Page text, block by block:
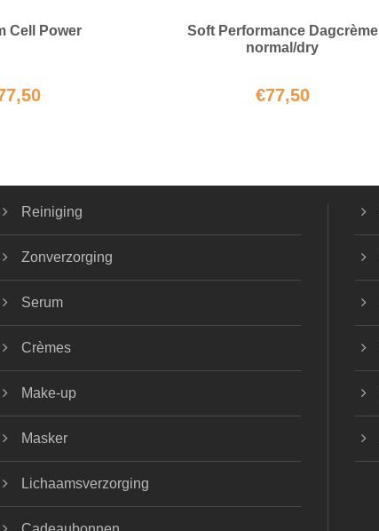
Cell Power
Soft Performance Dagcrème
normal/dry
€77,50
Reiniging
Zonverzorging
Serum
Crèmes
Make-up
Masker
Lichaamsverzorging